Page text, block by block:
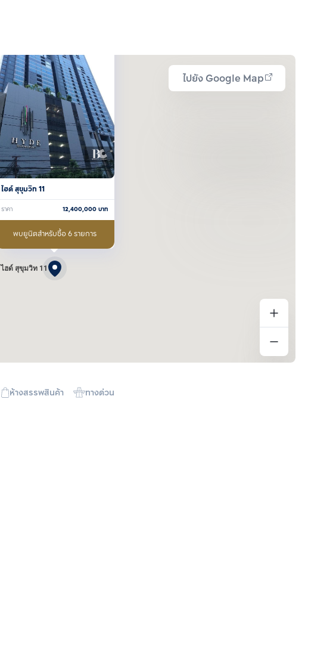
ไปยัง Google Map
ไฮด์ สุขุมวิท 11
ไฮด์ สุขุมวิท 11
ราคา 12,400,000บาท
พบยูนิตสำหรับซื้อ 6 รายการ
ห้างสรรพสินค้า ทางด่วน